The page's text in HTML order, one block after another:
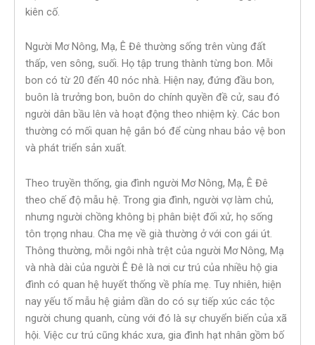
kiên cố.
Người Mơ Nông, Mạ, Ê Đê thường sống trên vùng đất
thấp, ven sông, suối. Họ tập trung thành từng bon. Mỗi
bon có từ 20 đến 40 nóc nhà. Hiện nay, đứng đầu bon,
buôn là trưởng bon, buôn do chính quyền đề cử, sau đó
người dân bầu lên và hoạt động theo nhiệm kỳ. Các bon
thường có mối quan hệ gắn bó để cùng nhau bảo vệ bon
và phát triển sản xuất.
Theo truyền thống, gia đình người Mơ Nông, Mạ, Ê Đê
theo chế độ mẫu hệ. Trong gia đình, người vợ làm chủ,
nhưng người chồng không bị phân biệt đối xử, họ sống
tôn trọng nhau. Cha mẹ về già thường ở với con gái út.
Thông thường, mỗi ngôi nhà trệt của người Mơ Nông, Mạ
và nhà dài của người Ê Đê là nơi cư trú của nhiều hộ gia
đình có quan hệ huyết thống về phía mẹ. Tuy nhiên, hiện
nay yếu tố mẫu hệ giảm dần do có sự tiếp xúc các tộc
người chung quanh, cùng với đó là sự chuyển biến của xã
hội. Việc cư trú cũng khác xưa, gia đình hạt nhân gồm bố